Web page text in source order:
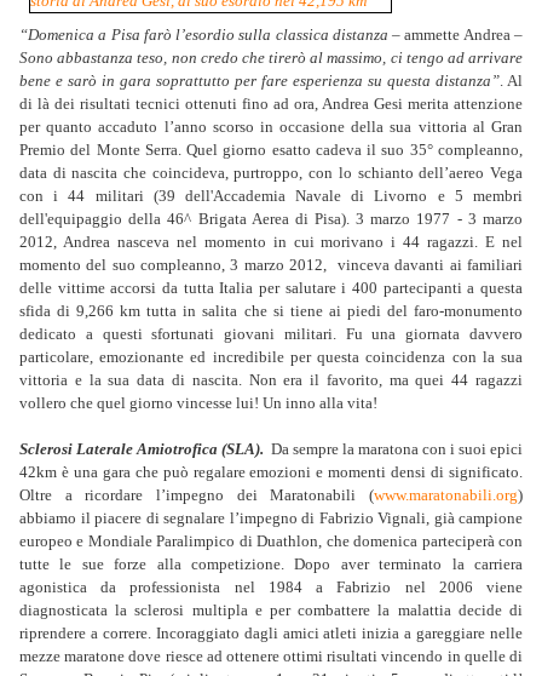
“Domenica a Pisa farò l’esordio sulla classica distanza – ammette Andrea –
Sono abbastanza teso, non credo che tirerò al massimo, ci tengo ad arrivare
bene e sarò in gara soprattutto per fare esperienza su questa distanza”. Al
di là dei risultati tecnici ottenuti fino ad ora, Andrea Gesi merita attenzione
per quanto accaduto l’anno scorso in occasione della sua vittoria al Gran
Premio del Monte Serra. Quel giorno esatto cadeva il suo 35° compleanno,
data di nascita che coincideva, purtroppo, con lo schianto dell’aereo Vega
con i 44 militari (39 dell'Accademia Navale di Livorno e 5 membri
dell'equipaggio della 46^ Brigata Aerea di Pisa). 3 marzo 1977 - 3 marzo
2012, Andrea nasceva nel momento in cui morivano i 44 ragazzi. E nel
momento del suo compleanno, 3 marzo 2012, vinceva davanti ai familiari
delle vittime accorsi da tutta Italia per salutare i 400 partecipanti a questa
sfida di 9,266 km tutta in salita che si tiene ai piedi del faro-monumento
dedicato a questi sfortunati giovani militari. Fu una giornata davvero
particolare, emozionante ed incredibile per questa coincidenza con la sua
vittoria e la sua data di nascita. Non era il favorito, ma quei 44 ragazzi
vollero che quel giorno vincesse lui! Un inno alla vita!
Sclerosi Laterale Amiotrofica (SLA). Da sempre la maratona con i suoi epici
42km è una gara che può regalare emozioni e momenti densi di significato.
Oltre a ricordare l’impegno dei Maratonabili (www.maratonabili.org)
abbiamo il piacere di segnalare l’impegno di Fabrizio Vignali, già campione
europeo e Mondiale Paralimpico di Duathlon, che domenica parteciperà con
tutte le sue forze alla competizione. Dopo aver terminato la carriera
agonistica da professionista nel 1984 a Fabrizio nel 2006 viene
diagnosticata la sclerosi multipla e per combattere la malattia decide di
riprendere a correre. Incoraggiato dagli amici atleti inizia a gareggiare nelle
mezze maratone dove riesce ad ottenere ottimi risultati vincendo in quelle di